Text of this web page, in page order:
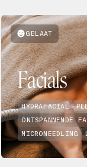
GELAAT
Facials
HYDRAFACIAL
ONTSPANNENDE
MICRONEEDLING